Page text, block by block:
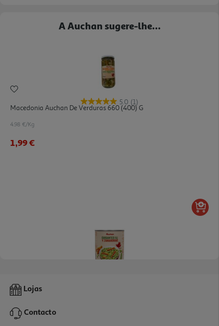
A Auchan sugere-lhe...
5.0 (1)
Macedonia Auchan De Verduras 660 (400) G
4.98 €/Kg
1,99 €
Ervilhas Auchan Com Cenouras 850(530)g
2,75 €
Lojas
Contacto